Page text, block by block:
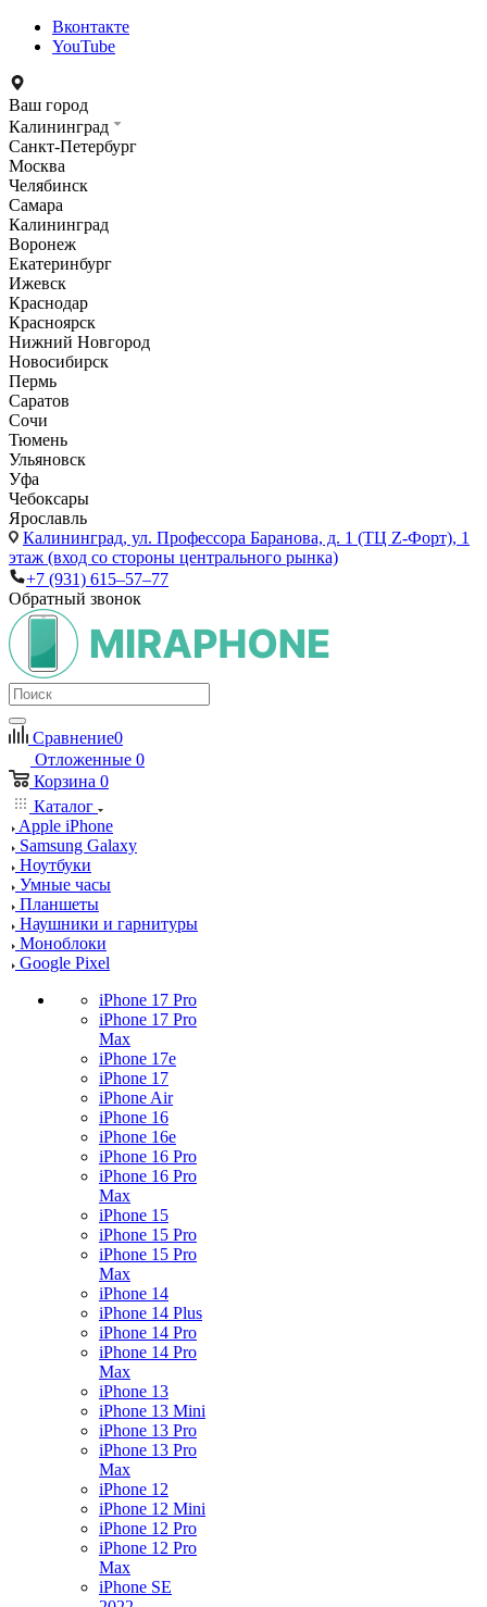
Вконтакте
YouTube
Ваш город
Калининград
Санкт-Петербург
Москва
Челябинск
Самара
Калининград
Воронеж
Екатеринбург
Ижевск
Краснодар
Красноярск
Нижний Новгород
Новосибирск
Пермь
Саратов
Сочи
Тюмень
Ульяновск
Уфа
Чебоксары
Ярославль
Калининград, ул. Профессора Баранова, д. 1 (ТЦ Z-Форт), 1
этаж (вход со стороны центрального рынка)
+7 (931) 615‒57‒77
Обратный звонок
Сравнение0
Отложенные 0
Корзина 0
Каталог
Apple iPhone
Samsung Galaxy
Ноутбуки
Умные часы
Планшеты
Наушники и гарнитуры
Моноблоки
Google Pixel
iPhone 17 Pro
iPhone 17 Pro
Max
iPhone 17e
iPhone 17
iPhone Air
iPhone 16
iPhone 16e
iPhone 16 Pro
iPhone 16 Pro
Max
iPhone 15
iPhone 15 Pro
iPhone 15 Pro
Max
iPhone 14
iPhone 14 Plus
iPhone 14 Pro
iPhone 14 Pro
Max
iPhone 13
iPhone 13 Mini
iPhone 13 Pro
iPhone 13 Pro
Max
iPhone 12
iPhone 12 Mini
iPhone 12 Pro
iPhone 12 Pro
Max
iPhone SE